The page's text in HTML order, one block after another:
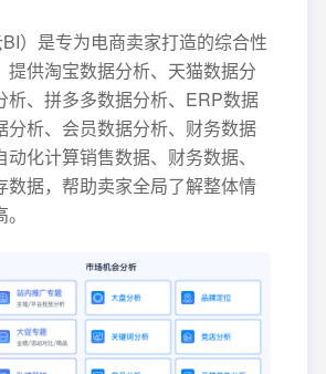
）是专为电商卖家打造的综合性
提供淘宝数据分析、天猫数据分
析、拼多多数据分析、ERP数据
分析、会员数据分析、财务数据
化计算销售数据、财务数据、
数据，帮助卖家全局了解整体情